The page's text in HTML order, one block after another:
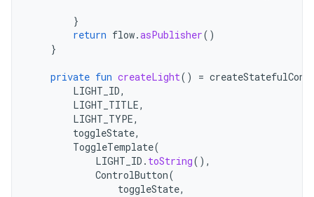
}
return flow.asPublisher()
}
private fun createLight() =
LIGHT_ID,
LIGHT_TITLE,
LIGHT_TYPE,
toggleState,
ToggleTemplate(
LIGHT_ID . toString(),
ControlButton(
toggleState,